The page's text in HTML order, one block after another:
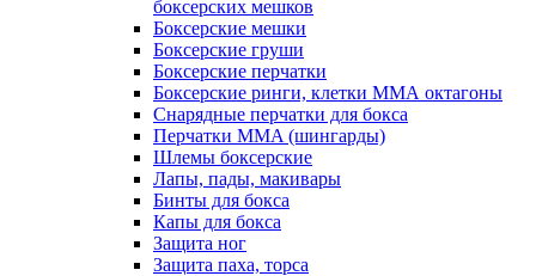
боксерских мешков
Боксерские мешки
Боксерские груши
Боксерские перчатки
Боксерские ринги, клетки ММА октагоны
Снарядные перчатки для бокса
Перчатки MMA (шингарды)
Шлемы боксерские
Лапы, пады, макивары
Бинты для бокса
Капы для бокса
Защита ног
Защита паха, торса